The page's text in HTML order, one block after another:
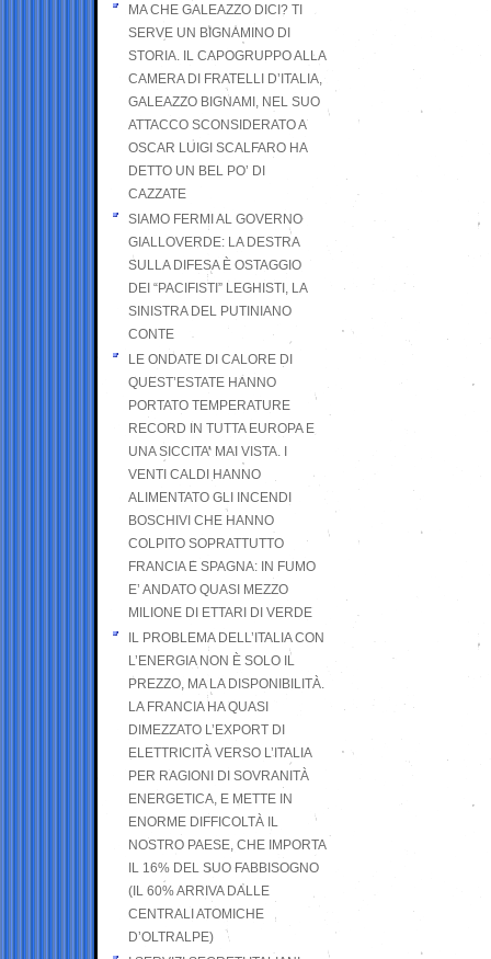
MA CHE GALEAZZO DICI? TI
SERVE UN BIGNAMINO DI
STORIA. IL CAPOGRUPPO ALLA
CAMERA DI FRATELLI D’ITALIA,
GALEAZZO BIGNAMI, NEL SUO
ATTACCO SCONSIDERATO A
OSCAR LUIGI SCALFARO HA
DETTO UN BEL PO’ DI
CAZZATE
SIAMO FERMI AL GOVERNO
GIALLOVERDE: LA DESTRA
SULLA DIFESA È OSTAGGIO
DEI “PACIFISTI” LEGHISTI, LA
SINISTRA DEL PUTINIANO
CONTE
LE ONDATE DI CALORE DI
QUEST’ESTATE HANNO
PORTATO TEMPERATURE
RECORD IN TUTTA EUROPA E
UNA SICCITA’ MAI VISTA. I
VENTI CALDI HANNO
ALIMENTATO GLI INCENDI
BOSCHIVI CHE HANNO
COLPITO SOPRATTUTTO
FRANCIA E SPAGNA: IN FUMO
E’ ANDATO QUASI MEZZO
MILIONE DI ETTARI DI VERDE
IL PROBLEMA DELL’ITALIA CON
L’ENERGIA NON È SOLO IL
PREZZO, MA LA DISPONIBILITÀ.
LA FRANCIA HA QUASI
DIMEZZATO L’EXPORT DI
ELETTRICITÀ VERSO L’ITALIA
PER RAGIONI DI SOVRANITÀ
ENERGETICA, E METTE IN
ENORME DIFFICOLTÀ IL
NOSTRO PAESE, CHE IMPORTA
IL 16% DEL SUO FABBISOGNO
(IL 60% ARRIVA DALLE
CENTRALI ATOMICHE
D’OLTRALPE)